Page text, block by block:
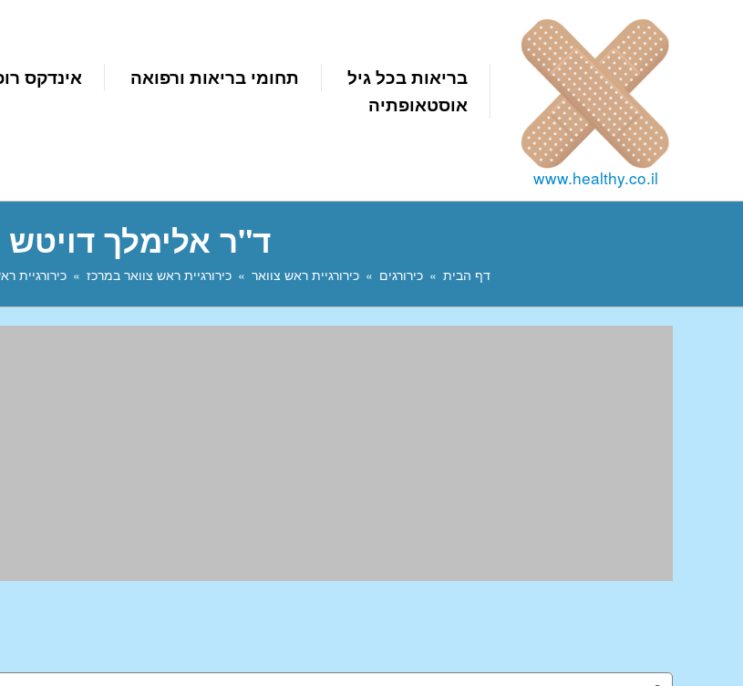
www.healthy.co.il
בריאות בכל גיל תחומי בריאות ורפואה אינדקס
אוסטאופתיה
ד"ר אלימלך דויטש
דף הבית כירורגים כירורגיית ראש צוואר כירורגיית ראש צוואר במרכז כירורגיית